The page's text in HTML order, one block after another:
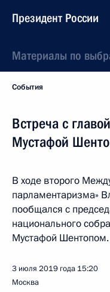
Президент России
Материалы по
События
Встреча с
Мустафой
В ходе второго
парламентаризма»
пообщался с
национального
Мустафой Шентопом.
3 июля 2019 года 15:20
Москва